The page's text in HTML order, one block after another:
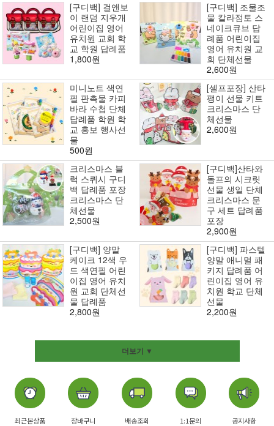
[구디백] 걸앤보
이 랜덤 지우개
어린이집 영어
유치원 교회 학
교 학원 답례품
1,800원
[구디백] 조물조
물 칼라점토 스
네이크큐브 답
례품 어린이집
영어 유치원 교
회 단체선물
2,600원
미니노트 색연
필 판촉물 카피
바라 수첩 단체
답례품 학원 학
교 홍보 행사선
물
500원
[셀프포장] 산타
팽이 선물 키트
크리스마스 단
체선물
2,600원
크리스마스 블
럭 스퀴시 구디
백 답례품 포장
크리스마스 단
체선물
2,500원
[구디백]산타와
돌프의 시크릿
선물 생일 단체
크리스마스 문
구 세트 답례품
포장
2,900원
[구디백] 양말
케이크 12색 우
드 색연필 어린
이집 영어 유치
원 교회 단체선
물 답례품
2,800원
[구디백] 파스텔
양말 애니멀 패
키지 답례품 어
린이집 영어 유
치원 학교 단체
선물
2,200원
더보기 ▼
최근본상품 장바구니 배송조회 1:1문의 공지사항